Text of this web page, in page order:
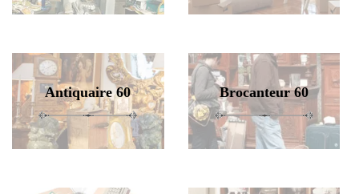
Antiquaire 60 Brocanteur 60